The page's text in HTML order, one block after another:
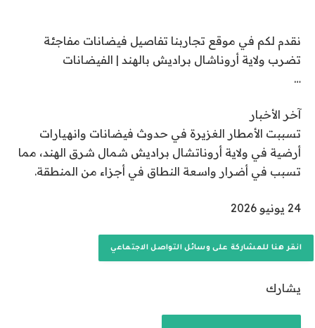
ي
و
ن
و
2
0
2
نقدم لكم في موقع تجاربنا تفاصيل فيضانات مفاجئة
تضرب ولاية أروناشال براديش بالهند | الفيضانات
…
آخر الأخبار
تسببت الأمطار الغزيرة في حدوث فيضانات وانهيارات
أرضية في ولاية أروناتشال براديش شمال شرق الهند، مما
تسبب في أضرار واسعة النطاق في أجزاء من المنطقة.
ت
ا
ل
ر
24 يونيو 2026
انقر هنا للمشاركة على وسائل التواصل الاجتماعي
يشارك